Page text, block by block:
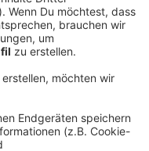
geworden. Zuletzt
Polen gespielt.
Mit Kicka
die auch